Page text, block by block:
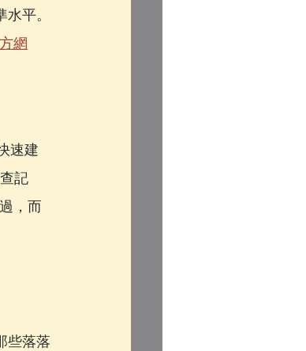
平。
網
速建
記
，而
些落落